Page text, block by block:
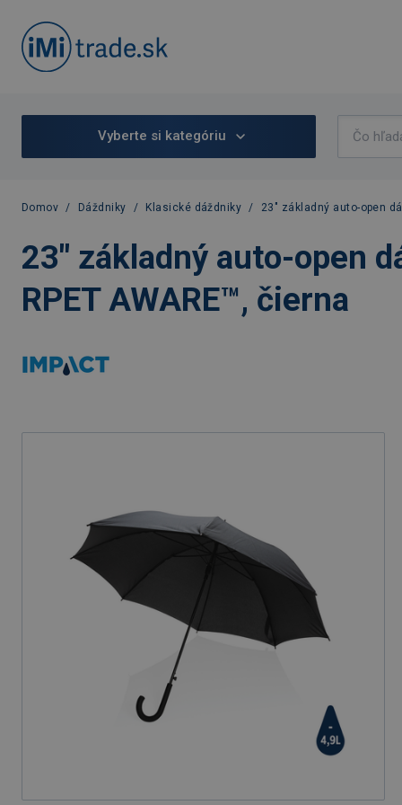
Vyberte si kategóriu
Domov / Dáždniky / Klasické dáždniky / 23" základný auto-open
23" základný auto-open
RPET AWARE™, čierna